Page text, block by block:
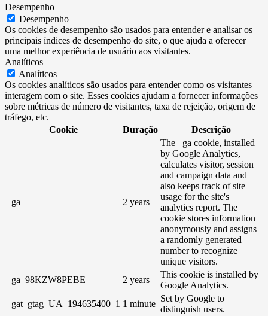
Desempenho
Desempenho
Os cookies de desempenho são usados ​​para entender e analisar os
principais índices de desempenho do site, o que ajuda a oferecer
uma melhor experiência de usuário aos visitantes.
Analíticos
Analíticos
Os cookies analíticos são usados ​​para entender como os visitantes
interagem com o site. Esses cookies ajudam a fornecer informações
sobre métricas de número de visitantes, taxa de rejeição, origem de
tráfego, etc.
Cookie
Duração Descrição
_ga 2 years
The _ga cookie, installed
by Google Analytics,
calculates visitor, session
and campaign data and
also keeps track of site
usage for the site's
analytics report. The
cookie stores information
anonymously and assigns
a randomly generated
number to recognize
unique visitors.
_ga_98KZW8PEBE
2 years
This cookie is installed by
Google Analytics.
_gat_gtag_UA_194635400_1 1 minute
Set by Google to
distinguish users.